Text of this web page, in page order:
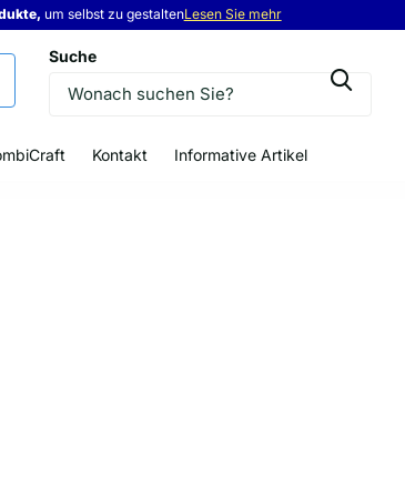
um selbst zu gestaltenLesen Sie mehr
Suche
Kontakt Informative Artikel